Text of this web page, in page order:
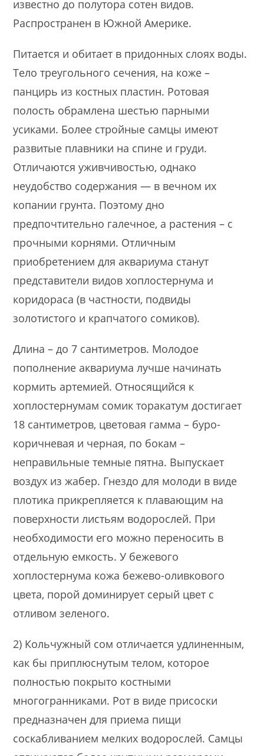
известно до полутора сотен видов.
Распространен в Южной Америке.
Питается и обитает в придонных слоях воды.
Тело треугольного сечения, на коже –
панцирь из костных пластин. Ротовая
полость обрамлена шестью парными
усиками. Более стройные самцы имеют
развитые плавники на спине и груди.
Отличаются уживчивостью, однако
неудобство содержания — в вечном их
копании грунта. Поэтому дно
предпочтительно галечное, а растения – с
прочными корнями. Отличным
приобретением для аквариума станут
представители видов хоплостернума и
коридораса (в частности, подвиды
золотистого и крапчатого сомиков).
Длина – до 7 сантиметров. Молодое
пополнение аквариума лучше начинать
кормить артемией. Относящийся к
хоплостернумам сомик торакатум достигает
18 сантиметров, цветовая гамма – буро-
коричневая и черная, по бокам –
неправильные темные пятна. Выпускает
воздух из жабер. Гнездо для молоди в виде
плотика прикрепляется к плавающим на
поверхности листьям водорослей. При
необходимости его можно переносить в
отдельную емкость. У бежевого
хоплостернума кожа бежево-оливкового
цвета, порой доминирует серый цвет с
отливом зеленого.
2) Кольчужный сом отличается удлиненным,
как бы приплюснутым телом, которое
полностью покрыто костными
многогранниками. Рот в виде присоски
предназначен для приема пищи
соскабливанием мелких водорослей. Самцы